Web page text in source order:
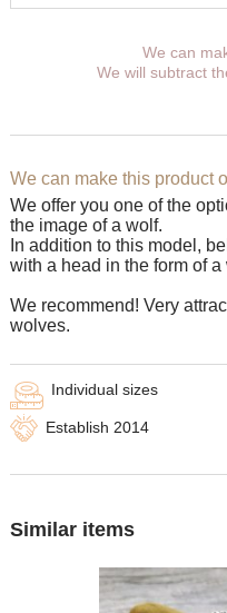
We can
We will subtract
We can make this product
We offer you one of the
the image of a wolf.
In addition to this model,
with a head in the form of a
We recommend! Very
wolves.
Individual sizes
Establish 2014
Similar items